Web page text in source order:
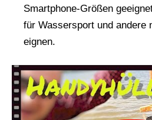
Smartphone-Größen
für Wassersport und andere
eignen.